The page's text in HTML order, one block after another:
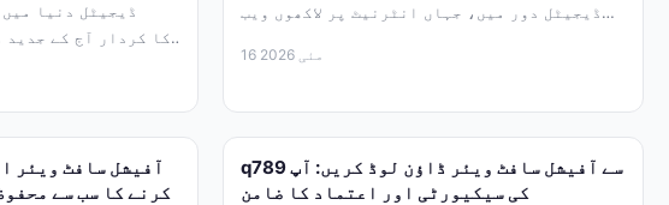
ڈیجیٹل دنیا
ڈیجیٹل دور میں، جہاں انٹرنیٹ پر لاکھوں ویب
16 مئی 2026
کرنے کا سب سے
q789 سے آفیشل سافٹ ویئر ڈاؤن لوڈ کریں: آپ
کی سیکیورٹی اور اعتماد کا ضامن